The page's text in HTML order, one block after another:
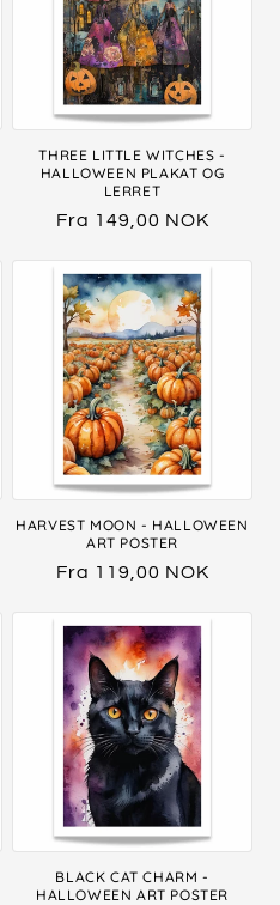
THREE LITTLE WITCHES -
HALLOWEEN PLAKAT OG
LERRET
Vanlig
Fra 149,00 NOK
HARVEST MOON - HALLOWEEN
ART POSTER
Vanlig
Fra 119,00 NOK
BLACK CAT CHARM -
HALLOWEEN ART POSTER